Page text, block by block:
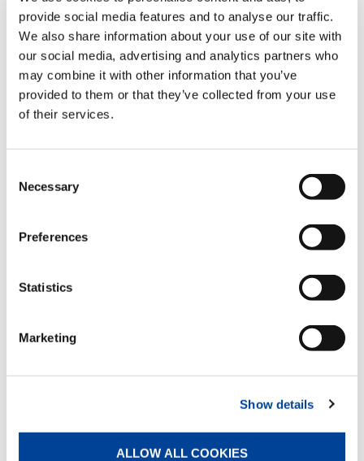
provide social media features and to analyse our traffic.
We also share information about your use of our site with
our social media, advertising and analytics partners who
may combine it with other information that you’ve
provided to them or that they’ve collected from your use
of their services.
Selection
Necessary
Preferences
Statistics
Marketing
Show details
ALLOW ALL COOKIES
Optional
Riemenscheiben
Optional
Battery Charger